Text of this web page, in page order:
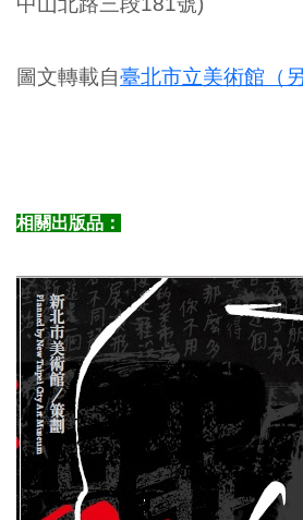
圖文轉載自臺北市立美術館（
相關出版品：